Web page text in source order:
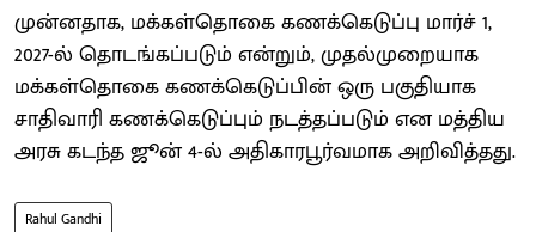
முன்னதாக, மக்கள்தொகை கணக்கெடுப்பு மார்ச் 1,
2027-ல் தொடங்கப்படும் என்றும், முதல்முறையாக
மக்கள்தொகை கணக்கெடுப்பின் ஒரு பகுதியாக
சாதிவாரி கணக்கெடுப்பும் நடத்தப்படும் என மத்திய
அரசு கடந்த ஜூன் 4-ல் அதிகாரபூர்வமாக அறிவித்தது.
Rahul Gandhi